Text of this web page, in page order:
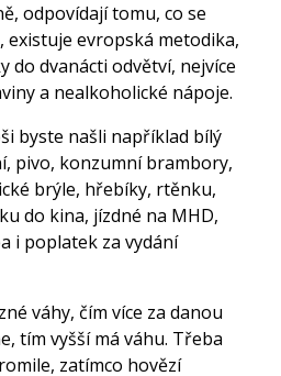
odpovídají tomu, co se
existuje evropská metodika,
do dvanácti odvětví, nejvíce
a nealkoholické nápoje.
byste našli například bílý
pivo, konzumní brambory,
brýle, hřebíky, rtěnku,
do kina, jízdné na MHD,
i poplatek za vydání
váhy, čím více za danou
tím vyšší má váhu. Třeba
zatímco hovězí